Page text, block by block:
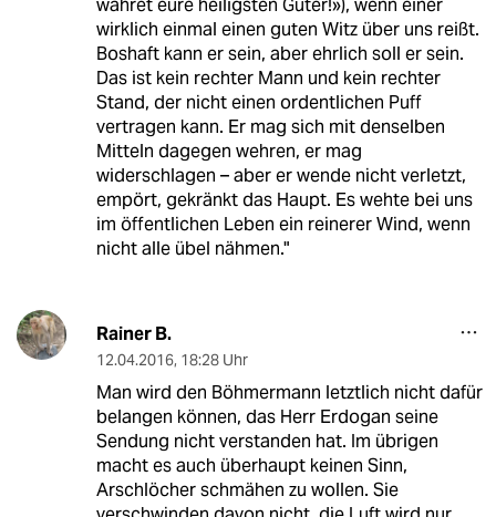
wahret eure heiligsten Güter!»), wenn einer
wirklich einmal einen guten Witz über uns reißt.
Boshaft kann er sein, aber ehrlich soll er sein.
Das ist kein rechter Mann und kein rechter
Stand, der nicht einen ordentlichen Puff
vertragen kann. Er mag sich mit denselben
Mitteln dagegen wehren, er mag
widerschlagen – aber er wende nicht verletzt,
empört, gekränkt das Haupt. Es wehte bei uns
im öffentlichen Leben ein reinerer Wind, wenn
nicht alle übel nähmen."
Rainer B.
12.04.2016, 18:28 Uhr
Man wird den Böhmermann letztlich nicht dafür
belangen können, das Herr Erdogan seine
Sendung nicht verstanden hat. Im übrigen
macht es auch überhaupt keinen Sinn,
Arschlöcher schmähen zu wollen. Sie